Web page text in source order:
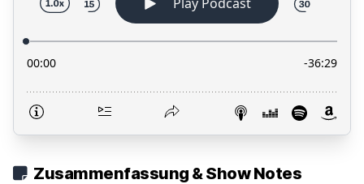
Zusammenfassung & Show Notes